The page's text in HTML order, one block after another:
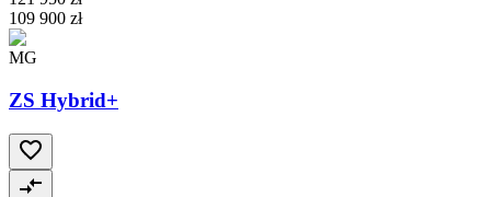
109 900 zł
MG
ZS Hybrid+